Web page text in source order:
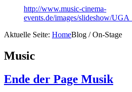
http://www.music-cinema-
events.de/images/slideshow/
Aktuelle Seite: HomeBlog / On-Stage
Music
Ende der Page Musik